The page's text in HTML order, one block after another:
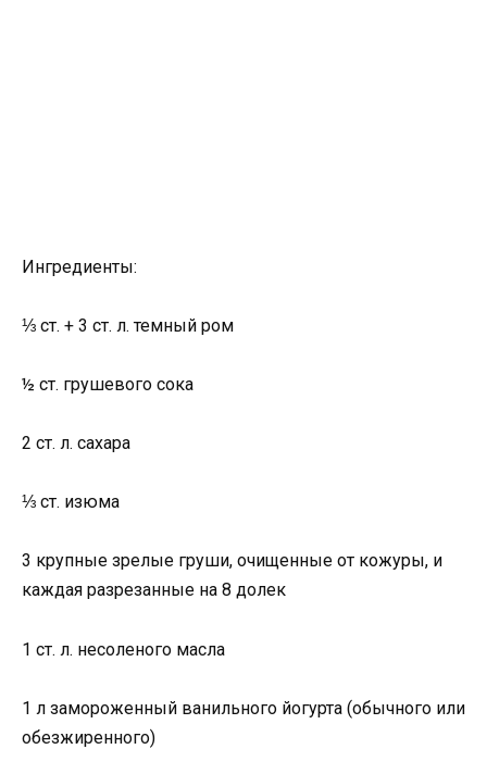
Ингредиенты:
⅓ ст. + 3 ст. л. темный ром
½ ст. грушевого сока
2 ст. л. сахара
⅓ ст. изюма
3 крупные зрелые груши, очищенные от кожуры, и
каждая разрезанные на 8 долек
1 ст. л. несоленого масла
1 л замороженный ванильного йогурта (обычного или
обезжиренного)